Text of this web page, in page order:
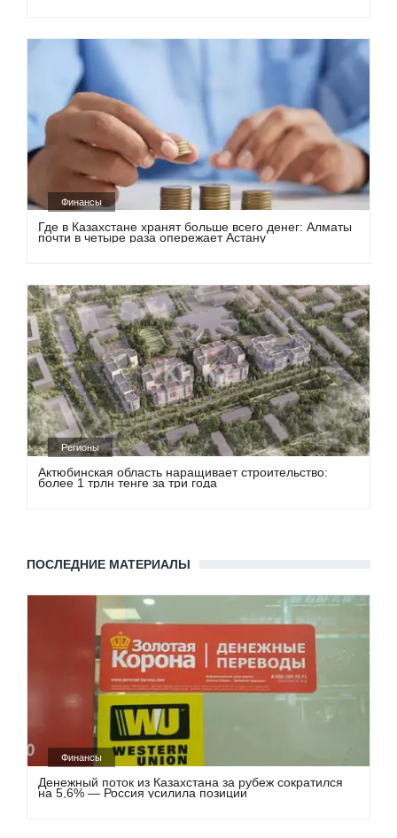
Финансы
Где в Казахстане хранят больше всего денег: Алматы
почти в четыре раза опережает Астану
Регионы
Актюбинская область наращивает строительство:
более 1 трлн тенге за три года
ПОСЛЕДНИЕ МАТЕРИАЛЫ
Финансы
Денежный поток из Казахстана за рубеж сократился
на 5,6% — Россия усилила позиции